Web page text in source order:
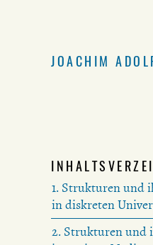
JOACHIM
1. Strukturen und
in diskreten
2. Strukturen und